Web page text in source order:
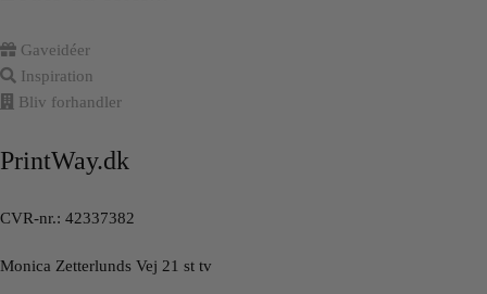
Gaveidéer
Inspiration
Bliv forhandler
PrintWay.dk
CVR-nr.: 42337382
Monica Zetterlunds Vej 21 st tv